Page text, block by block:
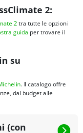
2:
2tra tutte le opzioni
guida per trovare il
su
. Il catalogo offre
dal budget alle
(con